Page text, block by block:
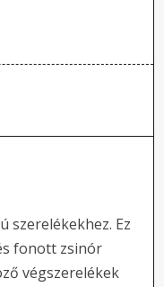
szerelékekhez. Ez
fonott zsinór
végszerelékek